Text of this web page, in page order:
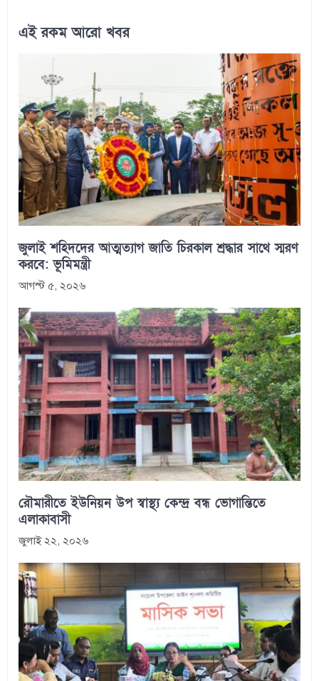
এই রকম আরো খবর
জুলাই শহিদদের আত্মত্যাগ জাতি চিরকাল শ্রদ্ধার সাথে স্মরণ
করবে: ভূমিমন্ত্রী
আগস্ট ৫, ২০২৬
রৌমারীতে ইউনিয়ন উপ স্বাস্থ্য কেন্দ্র বন্ধ ভোগান্তিতে
এলাকাবাসী
জুলাই ২২, ২০২৬